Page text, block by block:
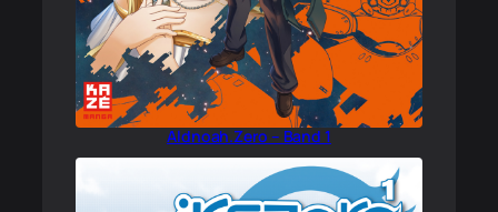
Aldnoah.Zero – Band 1